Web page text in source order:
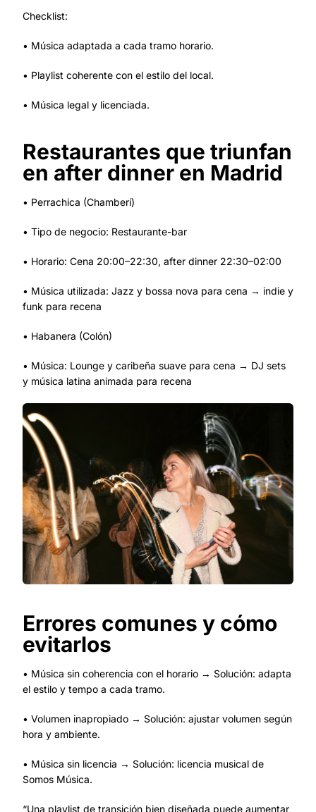
Checklist:
• Música adaptada a cada tramo horario.
• Playlist coherente con el estilo del local.
• Música legal y licenciada.
Restaurantes que triunfan
en after dinner en Madrid
• Perrachica (Chamberí)
• Tipo de negocio: Restaurante-bar
• Horario: Cena 20:00–22:30, after dinner 22:30–02:00
• Música utilizada: Jazz y bossa nova para cena → indie y
funk para recena
• Habanera (Colón)
• Música: Lounge y caribeña suave para cena → DJ sets
y música latina animada para recena
Errores comunes y cómo
evitarlos
• Música sin coherencia con el horario → Solución: adapta
el estilo y tempo a cada tramo.
• Volumen inapropiado → Solución: ajustar volumen según
hora y ambiente.
• Música sin licencia → Solución: licencia musical de
Somos Música.
“Una playlist de transición bien diseñada puede aumentar